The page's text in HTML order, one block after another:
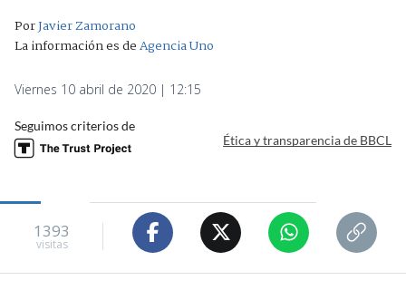
PorJavier Zamorano
La información es deAgencia Uno
Viernes 10 abril de 2020 | 12:15
Seguimos criterios de
Ética y transparencia de BBCL
1393
visitas